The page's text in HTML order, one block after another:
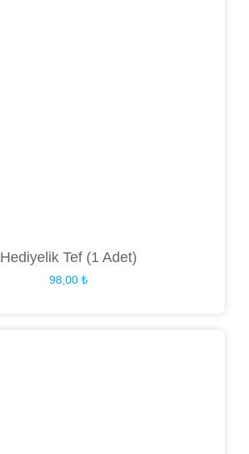
Hediyelik Tef (1 Adet)
98,00 ₺